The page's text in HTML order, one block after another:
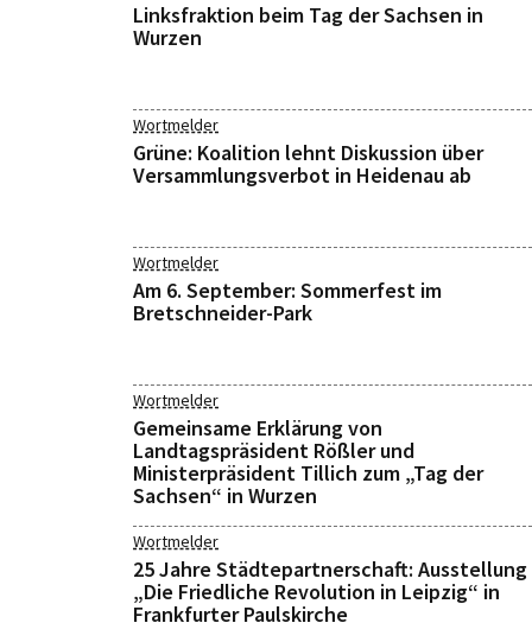
Linksfraktion beim Tag der Sachsen in
Wurzen
Wortmelder
Grüne: Koalition lehnt Diskussion über
Versammlungsverbot in Heidenau ab
Wortmelder
Am 6. September: Sommerfest im
Bretschneider-Park
Wortmelder
Gemeinsame Erklärung von
Landtagspräsident Rößler und
Ministerpräsident Tillich zum „Tag der
Sachsen“ in Wurzen
Wortmelder
25 Jahre Städtepartnerschaft: Ausstellung
„Die Friedliche Revolution in Leipzig“ in
Frankfurter Paulskirche